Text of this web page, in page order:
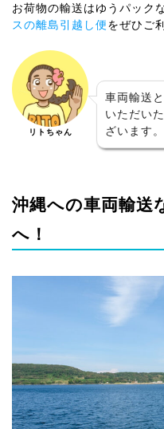
お荷物の輸送はゆうパック
スの離島引越し便をぜひご
リトちゃん
車両輸送
いただい
ざいます。
沖縄への車両輸送
へ！